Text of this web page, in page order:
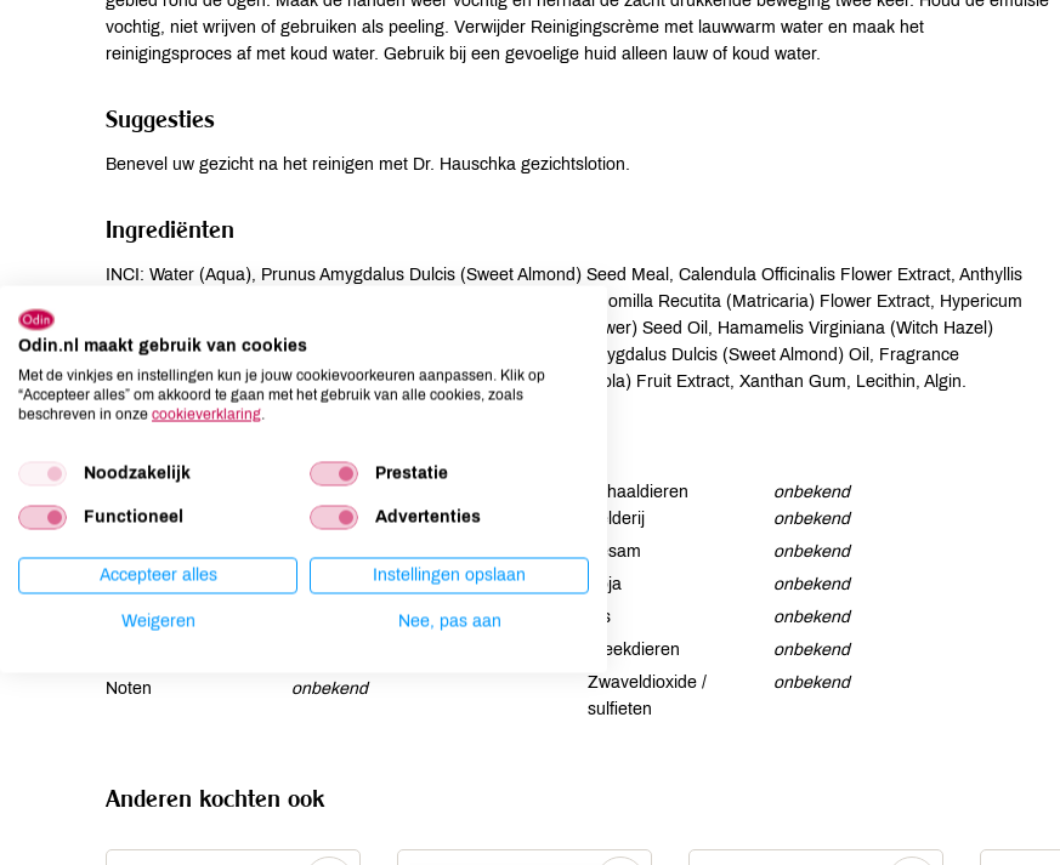
vochtig, niet wrijven of gebruiken als peeling. Verwijder Reinigingscrème met lauwwarm water en maak het
reinigingsproces af met koud water. Gebruik bij een gevoelige huid alleen lauw of koud water.
Suggesties
Benevel uw gezicht na het reinigen met Dr. Hauschka gezichtslotion.
Ingrediënten
INCI: Water (Aqua), Prunus Amygdalus Dulcis (Sweet Almond) Seed Meal, Calendula Officinalis Flower Extract, Anthyllis
Vulneraria Extract, Alcohol, Arachis Hypogaea (Peanut) Oil, Chamomilla Recutita (Matricaria) Flower Extract, Hypericum
Perforatum Flower/Leaf/Stem Extract, Helianthus Annuus (Sunflower) Seed Oil, Hamamelis Virginiana (Witch Hazel)
Bark/Leaf Extract, Triticum Vulgare (Wheat) Germ Oil, Prunus Amygdalus Dulcis (Sweet Almond) Oil, Fragrance
(Parfum)***, Citronellol***, Geraniol***, Malpighia Punicifolia (Acerola) Fruit Extract, Xanthan Gum, Lecithin, Algin.
onbekend
Ei
onbekend
Gluten
onbekend
Lactose
onbekend
Lupine
Noten
onbekend
Schaaldieren
onbekend
Selderij
onbekend
Sesam
onbekend
Soja
onbekend
Vis
onbekend
Weekdieren
onbekend
Zwaveldioxide /
sulfieten
onbekend
Anderen kochten ook
Odin.nl maakt gebruik van cookies
Met de vinkjes en instellingen kun je jouw cookievoorkeuren aanpassen. Klik op
“Accepteer alles” om akkoord te gaan met het gebruik van alle cookies, zoals
beschreven in onze cookieverklaring.
Noodzakelijk Prestatie
Functioneel Advertenties
Accepteer alles Instellingen opslaan
Weigeren Nee, pas aan